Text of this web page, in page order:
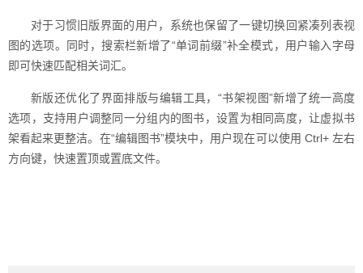
对于习惯旧版界面的用户，系统也保留了一键切换回紧凑列表视
图的选项。同时，搜索栏新增了“单词前缀”补全模式，用户输入字母
即可快速匹配相关词汇。
新版还优化了界面排版与编辑工具，“书架视图”新增了统一高度
选项，支持用户调整同一分组内的图书，设置为相同高度，让虚拟书
架看起来更整洁。在“编辑图书”模块中，用户现在可以使用 Ctrl+ 左右
方向键，快速置顶或置底文件。